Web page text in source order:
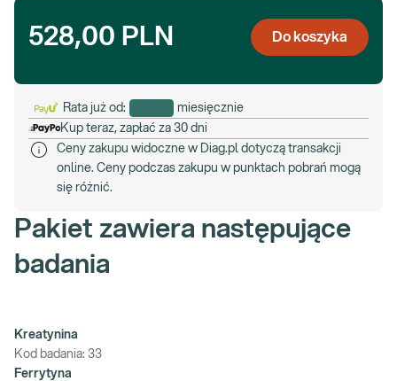
528,00 PLN Do koszyka
Rata już od:
miesięcznie
Kup teraz, zapłać za 30 dni
Ceny zakupu widoczne w Diag.pl dotyczą transakcji
online. Ceny podczas zakupu w punktach pobrań mogą
się różnić.
Pakiet zawiera następujące
badania
Kreatynina
Kod badania: 33
Ferrytyna